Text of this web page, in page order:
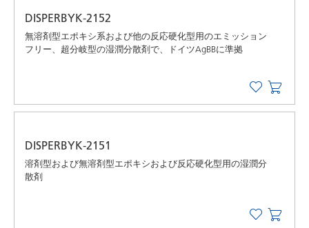
DISPERBYK-2152
無溶剤型エポキシ系および他の反応硬化型用のエミッション
フリー、超分岐型の湿潤分散剤で、ドイツAgBBに準拠
DISPERBYK-2151
溶剤型および無溶剤型エポキシおよび反応硬化型用の湿潤分
散剤